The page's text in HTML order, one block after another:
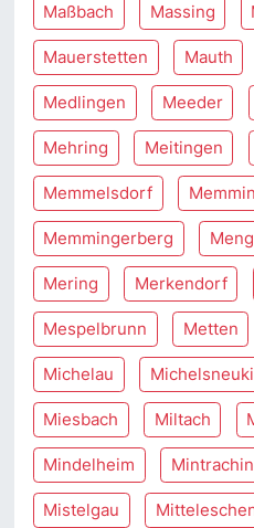
Maßbach Massing
Mauerstetten Mauth
Medlingen Meeder
Mehring Meitingen
Memmelsdorf
Memmingerberg
Mering Merkendorf
Mespelbrunn Metten
Michelau
Miesbach Miltach
Mindelheim
Mistelgau